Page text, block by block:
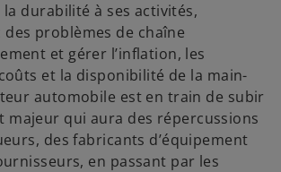
durabilité à ses activités,
des problèmes de chaîne
et gérer l’inflation, les
et la disponibilité de la main-
automobile est en train de subir
majeur qui aura des répercussions
des fabricants d’équipement
en passant par les